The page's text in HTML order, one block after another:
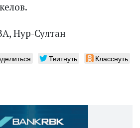
Нур-Султан
Твитнуть Класснуть